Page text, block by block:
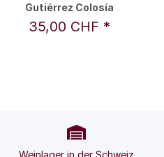
Gutiérrez Colosía
35,00 CHF *
Weinlager in der Schweiz